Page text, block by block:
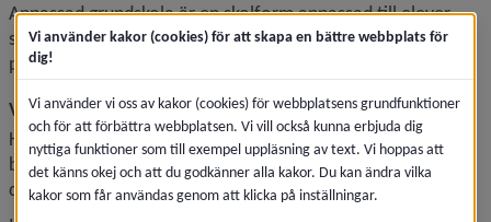
Anpassad grundskola är en skolform anpassad till elever
som inte bedöms kunna uppnå grundskolans kunskapskrav
på grund av en intellektuell funktionsnedsättning.
Vem är anpassad grundskola till för?
Har ditt barn en intellektuell funktionsnedsättning och
bedöms inte kunna uppnå grundskolans betygskriterier, kan
ditt barn har rätt att gå i anpassad grundskola.
Vi använder kakor (cookies) för att skapa en bättre webbplats för
dig!
Vi använder vi oss av kakor (cookies) för webbplatsens grundfunktioner
och för att förbättra webbplatsen. Vi vill också kunna erbjuda dig
nyttiga funktioner som till exempel uppläsning av text. Vi hoppas att
det känns okej och att du godkänner alla kakor. Du kan ändra vilka
kakor som får användas genom att klicka på inställningar.